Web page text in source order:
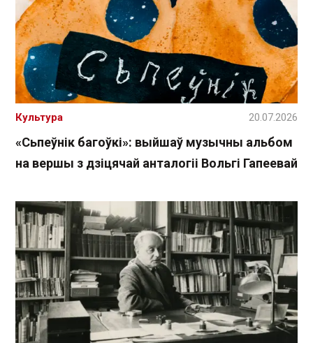
«Сьпеўнік багоўкі»: выйшаў музычны альбом
на вершы з дзіцячай анталогіі Вольгі Гапеевай
Культура 20.07.2026